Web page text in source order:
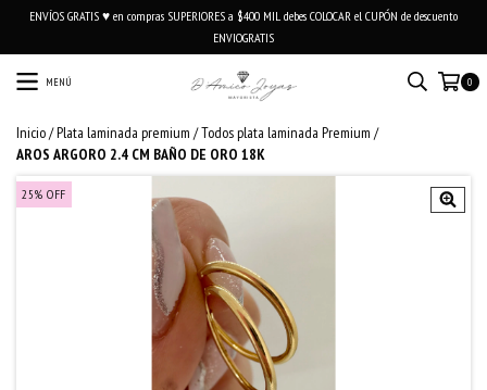
ENVÍOS GRATIS ♥ en compras SUPERIORES a $400 MIL debes COLOCAR el CUPÓN de descuento
ENVIOGRATIS
MENÚ 0
Inicio/Plata laminada premium /Todos plata laminada Premium /
AROS ARGORO 2.4 CM BAÑO DE ORO 18K
25% OFF